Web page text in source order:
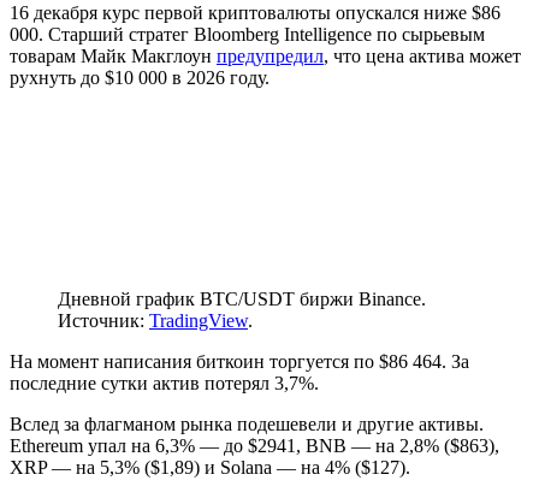
16 декабря курс первой криптовалюты опускался ниже $86
000. Старший стратег Bloomberg Intelligence по сырьевым
товарам Майк Макглоун предупредил, что цена актива может
рухнуть до $10 000 в 2026 году.
Дневной график BTC/USDT биржи Binance.
Источник: TradingView.
На момент написания биткоин торгуется по $86 464. За
последние сутки актив потерял 3,7%.
Вслед за флагманом рынка подешевели и другие активы.
Ethereum упал на 6,3% — до $2941, BNB — на 2,8% ($863),
XRP — на 5,3% ($1,89) и Solana — на 4% ($127).